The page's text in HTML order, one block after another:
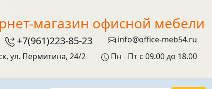
магазин офисной мебели
info@office-meb54.ru
+7(961)223-85-23
Пн - Пт с 09.00 до 18.00
ул. Пермитина, 24/2